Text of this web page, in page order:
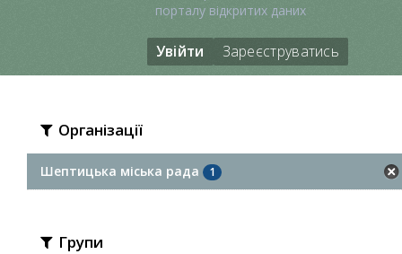
порталу відкритих даних
Увійти Зареєструватись
Організації
Шептицька міська рада 1
Групи